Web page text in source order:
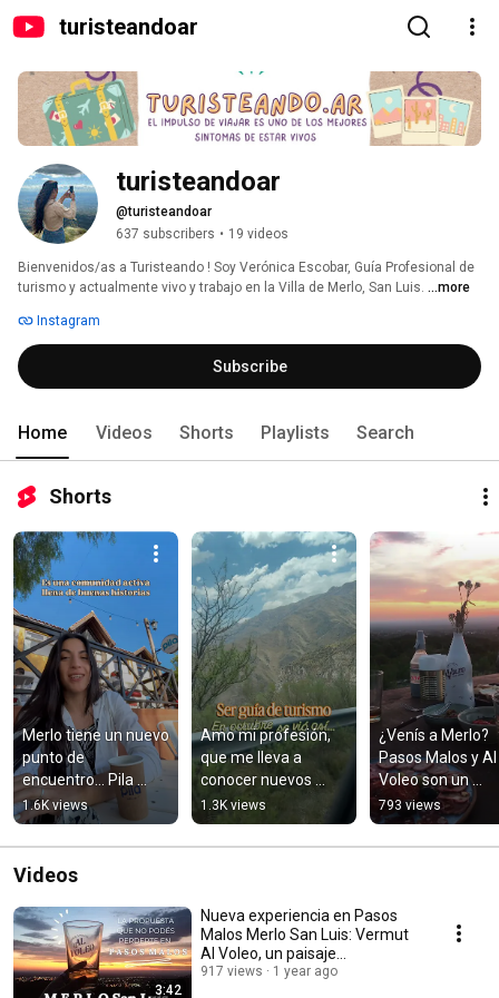
turisteandoar
turisteandoar
@turisteandoar
637 subscribers • 19 videos
Bienvenidos/as a Turisteando ! Soy Verónica Escobar, Guía Profesional de
turismo y actualmente vivo y trabajo en la Villa de Merlo, San Luis. ...more
Instagram
Subscribe
Home Videos Shorts Playlists Search
Shorts
Merlo tiene un nuevo
punto de
encuentro… Pila
Café Club
#merlosanluis
#cafeamdrun
1.6K views
Amo mi profesión,
que me lleva a
conocer nuevos
paisajes, caminos y
viajeros 🍀
1.3K views
¿Venís a Merlo?
Pasos Malos y Al
Voleo son un
IMPERDIBLE en
visita a nuestra
ciudad
793 views
Videos
3:42
Nueva experiencia en Pasos
Malos Merlo San Luis: Vermut
Al Voleo, un paisaje
embotellado.
917 views 1 year ago